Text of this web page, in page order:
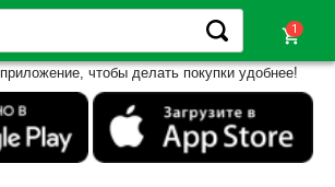
shopping_cart
чтобы делать покупки удобнее!